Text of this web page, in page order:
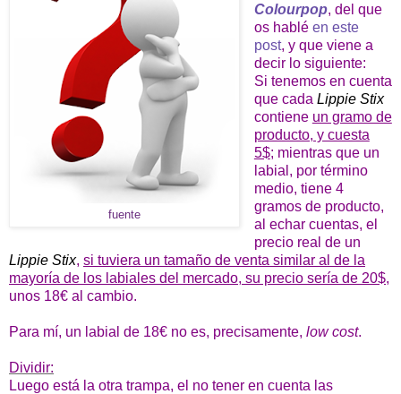
fuente
Colourpop, del que
os hablé en este
post, y que viene a
decir lo siguiente:
Si tenemos en cuenta
que cada Lippie Stix
contiene un gramo de
producto, y cuesta
5$; mientras que un
labial, por término
medio, tiene 4
gramos de producto,
al echar cuentas, el
precio real de un
Lippie Stix, si tuviera un tamaño de venta similar al de la
mayoría de los labiales del mercado, su precio sería de 20$,
unos 18€ al cambio.
Para mí, un labial de 18€ no es, precisamente, low cost.
Dividir:
Luego está la otra trampa, el no tener en cuenta las